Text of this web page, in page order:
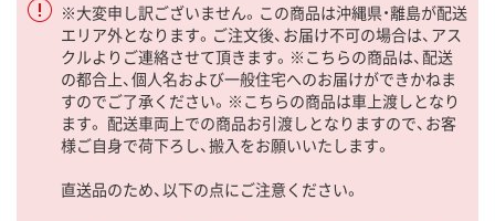
※大変申し訳ございません。この商品は沖縄県・離島が配送
エリア外となります。ご注文後、お届け不可の場合は、アス
クルよりご連絡させて頂きます。※こちらの商品は、配送
の都合上、個人名および一般住宅へのお届けができかねま
すのでご了承ください。※こちらの商品は車上渡しとなり
ます。 配送車両上での商品お引渡しとなりますので、お客
様ご自身で荷下ろし、搬入をお願いいたします。
直送品のため、以下の点にご注意ください。